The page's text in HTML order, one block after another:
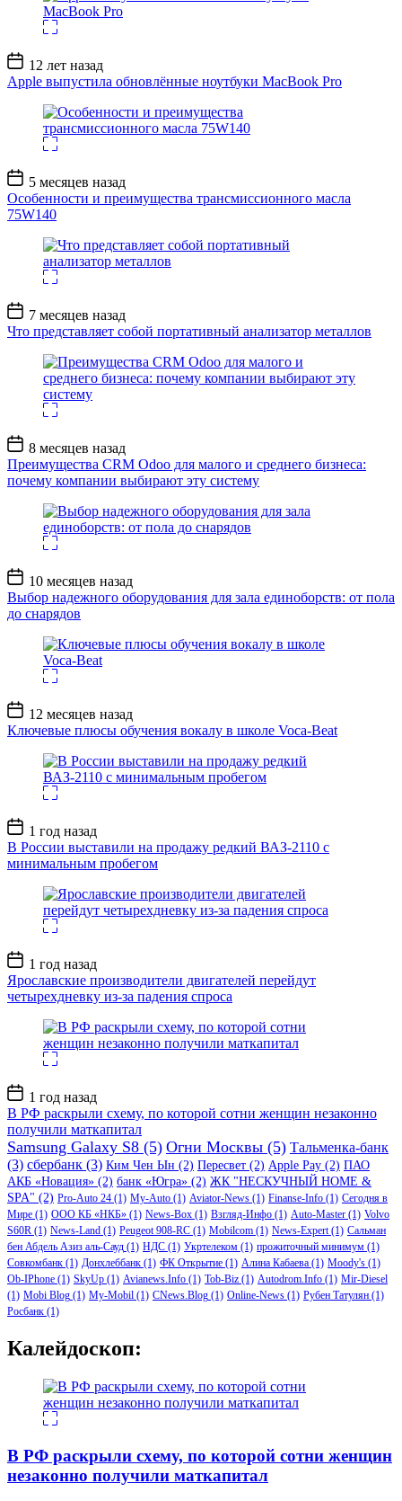
Дата
записи
12 лет назад
Apple выпустила обновлённые ноутбуки MacBook Pro
Дата
записи
5 месяцев назад
Особенности и преимущества трансмиссионного масла
75W140
Дата
записи
7 месяцев назад
Что представляет собой портативный анализатор металлов
Дата
записи
8 месяцев назад
Преимущества CRM Odoo для малого и среднего бизнеса:
почему компании выбирают эту систему
Дата
записи
10 месяцев назад
Выбор надежного оборудования для зала единоборств: от пола
до снарядов
Дата
записи
12 месяцев назад
Ключевые плюсы обучения вокалу в школе Voca-Beat
Дата
записи
1 год назад
В России выставили на продажу редкий ВАЗ-2110 с
минимальным пробегом
Дата
записи
1 год назад
Ярославские производители двигателей перейдут
четырехдневку из-за падения спроса
Дата
записи
1 год назад
В РФ раскрыли схему, по которой сотни женщин незаконно
получили маткапитал
Samsung Galaxy S8 (5) Огни Москвы (5) Тальменка-банк
(3) сбербанк (3) Ким Чен Ын (2) Пересвет (2) Apple Pay (2) ПАО
АКБ «Новация» (2) банк «Югра» (2) ЖК "НЕСКУЧНЫЙ HOME &
SPA" (2) Pro-Auto 24 (1) My-Auto (1) Aviator-News (1) Finanse-Info (1) Сегодня в
Мире (1) ООО КБ «НКБ» (1) News-Box (1) Взгляд-Инфо (1) Auto-Master (1) Volvo
S60R (1) News-Land (1) Peugeot 908-RC (1) Mobilcom (1) News-Expert(1) Сальман
бен Абдель Азиз аль-Сауд (1) НДС (1) Укртелеком (1) прожиточный минимум (1)
Совкомбанк (1) Донхлеббанк (1) ФК Открытие (1) Алина Кабаева (1) Moody's (1)
Ob-IPhone (1) SkyUp (1) Avianews.Info (1) Tob-Biz (1) Autodrom.Info (1) Mir-Diesel
(1) Mobi Blog (1) My-Mobil (1) CNews.Blog (1) Online-News (1) Рубен Татулян (1)
Росбанк (1)
Калейдоскоп:
В РФ раскрыли схему, по которой сотни женщин
незаконно получили маткапитал